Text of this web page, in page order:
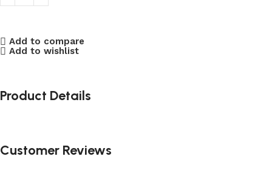
Add to compare
Add to wishlist
Product Details
Customer Reviews